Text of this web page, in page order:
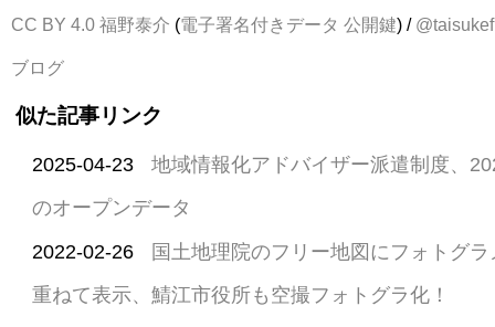
CC BY 4.0 福野泰介 (電子署名付きデータ 公開鍵) / @taisukef
ブログ
似た記事リンク
2025-04-23
地域情報化アドバイザー派遣制度、
のオープンデータ
2022-02-26
国土地理院のフリー地図にフォトグ
重ねて表示、鯖江市役所も空撮フォトグラ化！